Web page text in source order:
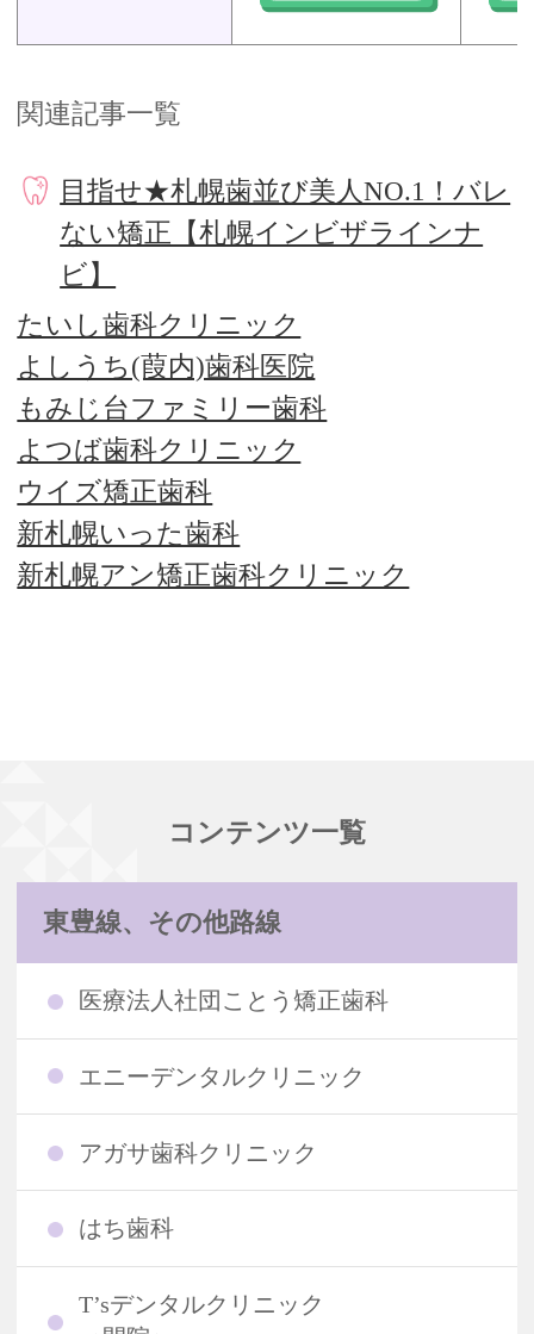
関連記事一覧
目指せ★札幌歯並び美人NO.1！バレ
ない矯正【札幌インビザラインナ
ビ】
たいし歯科クリニック
よしうち(葭内)歯科医院
もみじ台ファミリー歯科
よつば歯科クリニック
ウイズ矯正歯科
新札幌いった歯科
新札幌アン矯正歯科クリニック
コンテンツ一覧
東豊線、その他路線
医療法人社団ことう矯正歯科
エニーデンタルクリニック
アガサ歯科クリニック
はち歯科
T’sデンタルクリニック